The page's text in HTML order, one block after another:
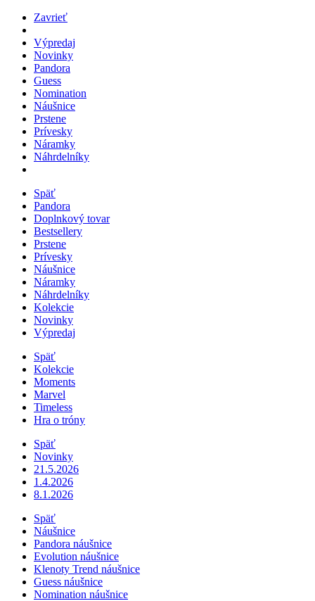
Zavrieť
Výpredaj
Novinky
Pandora
Guess
Nomination
Náušnice
Prstene
Prívesky
Náramky
Náhrdelníky
Späť
Pandora
Doplnkový tovar
Bestsellery
Prstene
Prívesky
Náušnice
Náramky
Náhrdelníky
Kolekcie
Novinky
Výpredaj
Späť
Kolekcie
Moments
Marvel
Timeless
Hra o tróny
Späť
Novinky
21.5.2026
1.4.2026
8.1.2026
Späť
Náušnice
Pandora náušnice
Evolution náušnice
Klenoty Trend náušnice
Guess náušnice
Nomination náušnice